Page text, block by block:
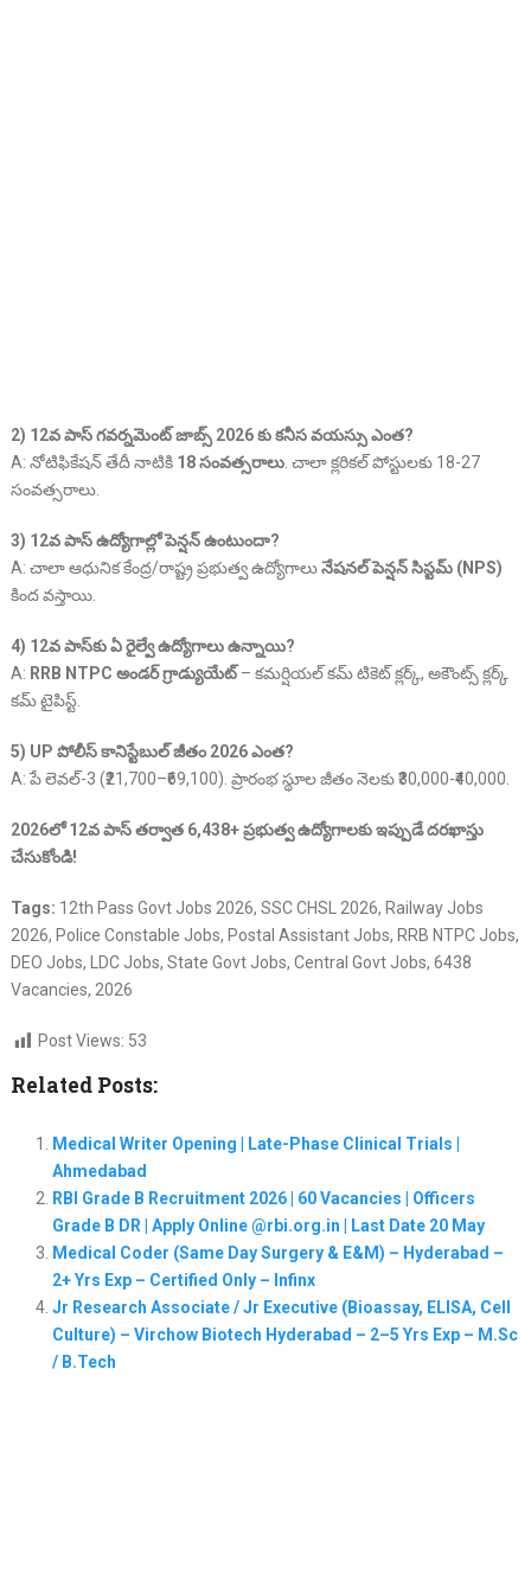
2) 12వ పాస్ గవర్నమెంట్ జాబ్స్ 2026 కు కనీస వయస్సు ఎంత?
A: నోటిఫికేషన్ తేదీ నాటికి 18 సంవత్సరాలు. చాలా క్లరికల్ పోస్టులకు 18-27
సంవత్సరాలు.
3) 12వ పాస్ ఉద్యోగాల్లో పెన్షన్ ఉంటుందా?
A: చాలా ఆధునిక కేంద్ర/రాష్ట్ర ప్రభుత్వ ఉద్యోగాలునేషనల్ పెన్షన్ సిస్టమ్ (NPS)
కింద వస్తాయి.
4) 12వ పాస్‌కు ఏ రైల్వే ఉద్యోగాలు ఉన్నాయి?
A: RRB NTPC అండర్ గ్రాడ్యుయేట్– కమర్షియల్ కమ్ టికెట్ క్లర్క్, అకౌంట్స్ క్లర్క్
కమ్ టైపిస్ట్.
5) UP పోలీస్ కానిస్టేబుల్ జీతం 2026 ఎంత?
A: పే లెవల్-3 (₹21,700–₹69,100). ప్రారంభ స్థూల జీతం నెలకు ₹30,000-₹40,000.
2026లో 12వ పాస్ తర్వాత 6,438+ ప్రభుత్వ ఉద్యోగాలకు ఇప్పుడే దరఖాస్తు
చేసుకోండి!
Tags: 12th Pass Govt Jobs 2026, SSC CHSL 2026, Railway Jobs
2026, Police Constable Jobs, Postal Assistant Jobs, RRB NTPC Jobs,
DEO Jobs, LDC Jobs, State Govt Jobs, Central Govt Jobs, 6438
Vacancies, 2026
Post Views: 53
Related Posts:
Medical Writer Opening | Late-Phase Clinical Trials |
Ahmedabad
RBI Grade B Recruitment 2026 | 60 Vacancies | Officers
Grade B DR | Apply Online @rbi.org.in | Last Date 20 May
Medical Coder (Same Day Surgery & E&M) – Hyderabad –
2+ Yrs Exp – Certified Only – Infinx
Jr Research Associate / Jr Executive (Bioassay, ELISA, Cell
Culture) – Virchow Biotech Hyderabad – 2–5 Yrs Exp – M.Sc
/ B.Tech